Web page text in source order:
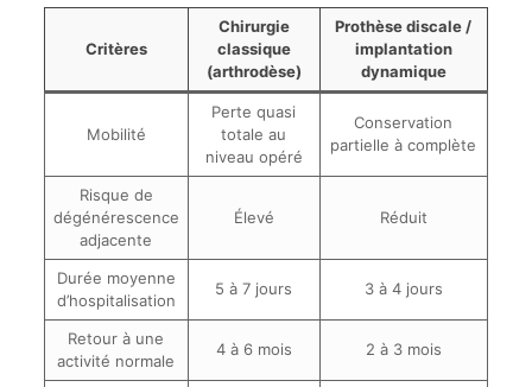
Critères
Chirurgie
classique
(arthrodèse)
Prothèse discale /
implantation
dynamique
Mobilité
Perte quasi
totale au
niveau opéré
Conservation
partielle à complète
Risque de
dégénérescence
adjacente
Élevé Réduit
Durée moyenne
d’hospitalisation
5 à 7 jours 3 à 4 jours
Retour à une
activité normale
4 à 6 mois 2 à 3 mois